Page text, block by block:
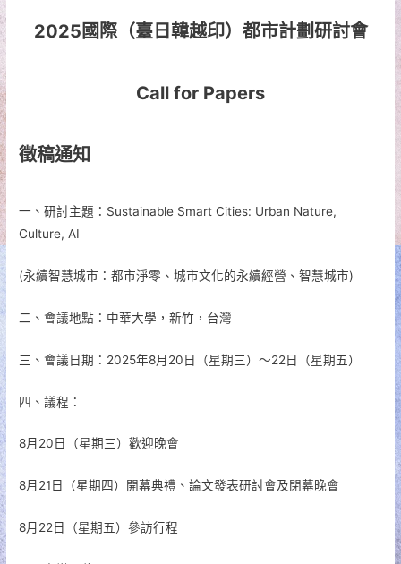
2025國際（臺日韓越印）都市計劃研討會
Call for Papers
徵稿通知
一、研討主題：Sustainable Smart Cities: Urban Nature,
Culture, AI
(永續智慧城市：都市淨零、城市文化的永續經營、智慧城市)
二、會議地點：中華大學，新竹，台灣
三、會議日期：2025年8月20日（星期三）～22日（星期五）
四、議程：
8月20日（星期三）歡迎晚會
8月21日（星期四）開幕典禮、論文發表研討會及閉幕晚會
8月22日（星期五）參訪行程